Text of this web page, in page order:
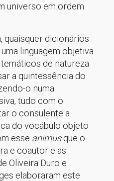
universo em ordem
quaisquer dicionários
linguagem objetiva
de natureza
a quintessência do
o numa
tudo com o
o consulente a
do vocábulo objeto
esse animusque o
e coautor e as
Oliveira Duro e
elaboraram este